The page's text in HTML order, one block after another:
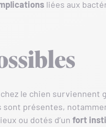
liées aux
le chien surviennent
sont présentes,
ou dotés d’un fort